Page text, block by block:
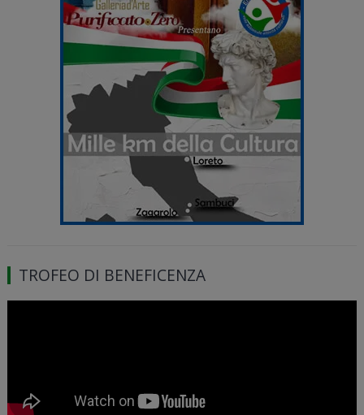
TROFEO DI BENEFICENZA